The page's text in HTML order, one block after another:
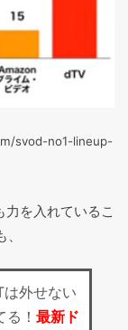
svod-no1-lineup-
を入れているこ
外せない
！ 最新ド